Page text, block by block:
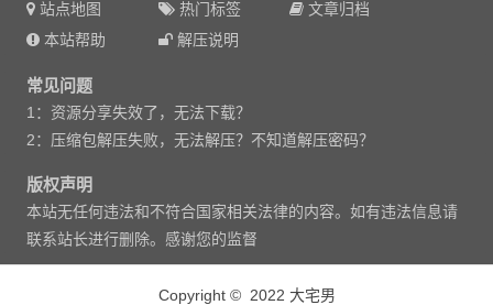
站点地图 热门标签
文章归档
本站帮助
解压说明
常见问题
1：资源分享失效了，无法下载？
2：压缩包解压失败，无法解压？不知道解压密码？
版权声明
本站无任何违法和不符合国家相关法律的内容。如有违法信息请
联系站长进行删除。感谢您的监督
Copyright © 2022 大宅男